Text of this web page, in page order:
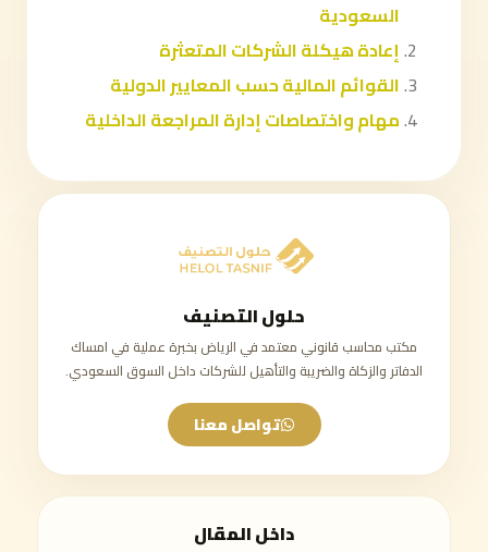
السعودية
إعادة هيكلة الشركات المتعثرة
القوائم المالية حسب المعايير الدولية
مهام واختصاصات إدارة المراجعة الداخلية
حلول التصنيف
مكتب محاسب قانوني معتمد في الرياض بخبرة عملية في امساك
الدفاتر والزكاة والضريبة والتأهيل للشركات داخل السوق السعودي.
تواصل معنا
داخل المقال